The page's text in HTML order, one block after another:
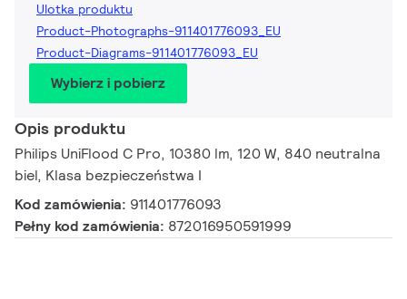
Ulotka produktu
Product-Photographs-911401776093_EU
Product-Diagrams-911401776093_EU
Wybierz i pobierz
Opis produktu
Philips UniFlood C Pro, 10380 lm, 120 W, 840 neutralna
biel, Klasa bezpieczeństwa I
Kod zamówienia: 911401776093
Pełny kod zamówienia: 872016950591999